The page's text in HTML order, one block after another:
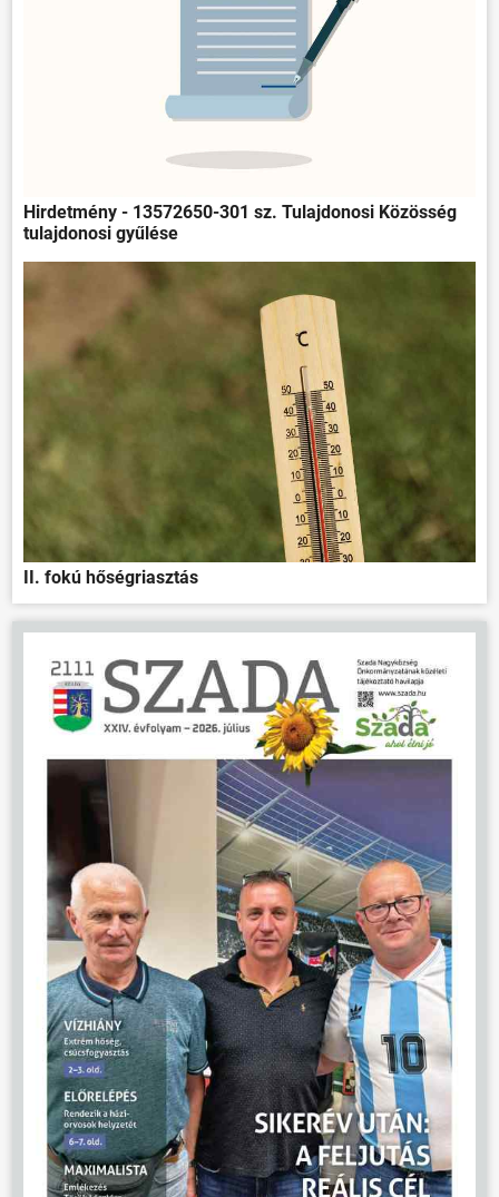
Hirdetmény - 13572650-301 sz. Tulajdonosi Közösség
tulajdonosi gyűlése
II. fokú hőségriasztás